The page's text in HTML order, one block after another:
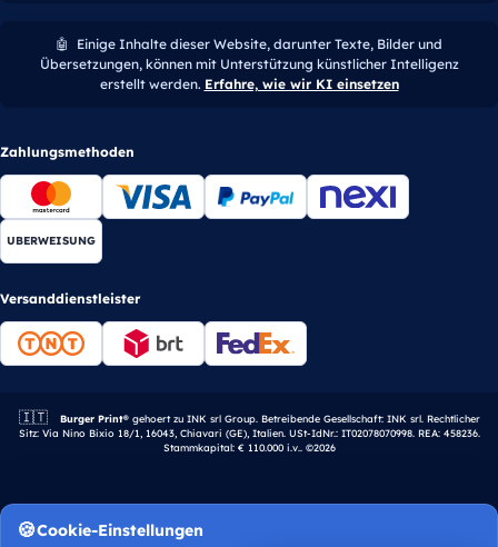
🤖
Einige Inhalte dieser Website, darunter Texte, Bilder und
Übersetzungen, können mit Unterstützung künstlicher Intelligenz
erstellt werden. Erfahre, wie wir KI einsetzen
Zahlungsmethoden
UBERWEISUNG
Versanddienstleister
🇮🇹 Italienisches Unternehmen.
Burger Print®gehoert zu INK srl Group. Betreibende Gesellschaft: INK srl. Rechtlicher
Sitz: Via Nino Bixio 18/1, 16043, Chiavari (GE), Italien. USt-IdNr.: IT02078070998. REA: 458236.
Stammkapital: € 110.000 i.v.. ©2026
Cookie-Einstellungen